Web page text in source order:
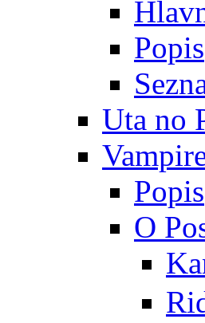
Popis
Uta no
Popis
O